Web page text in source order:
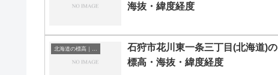
海抜・緯度経度
石狩市花川東一条三丁目(北海道)の
標高・海抜・緯度経度